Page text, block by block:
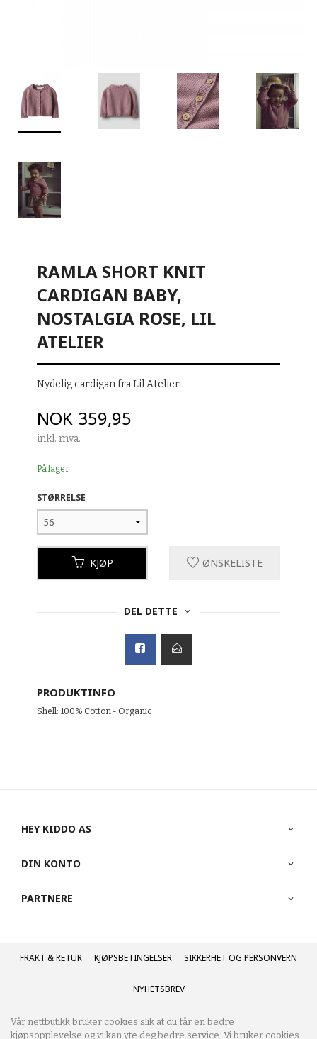
RAMLA SHORT KNIT
CARDIGAN BABY,
NOSTALGIA ROSE, LIL
ATELIER
Nydelig cardigan fra Lil Atelier.
Pris
NOK 359,95
inkl. mva.
På lager
STØRRELSE
KJØP ØNSKELISTE
DEL DETTE
PRODUKTINFO
Shell: 100% Cotton - Organic
HEY KIDDO AS
DIN KONTO
PARTNERE
FRAKT KJØPSBETINGELSER SIKKERHET OG PERSONVERN
NYHETSBREV
Vår nettbutikk bruker cookies slik at du får en bedre
kjøpsopplevelse og vi kan yte deg bedre service. Vi bruker cookies